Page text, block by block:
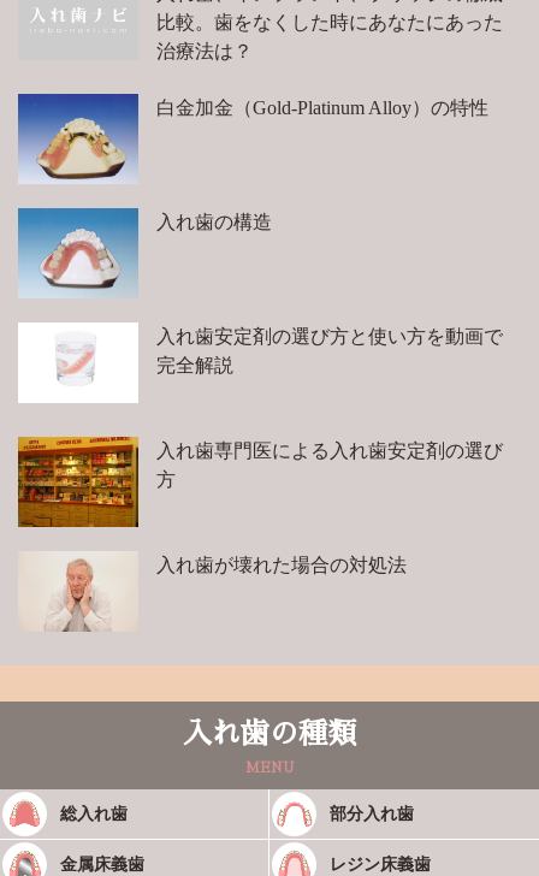
比較。歯をなくした時にあなたにあった
治療法は？
白金加金（Gold-Platinum Alloy）の特性
入れ歯の構造
入れ歯安定剤の選び方と使い方を動画で
完全解説
入れ歯専門医による入れ歯安定剤の選び
方
入れ歯が壊れた場合の対処法
入れ歯の種類
MENU
総入れ歯 部分入れ歯
金属床義歯 レジン床義歯